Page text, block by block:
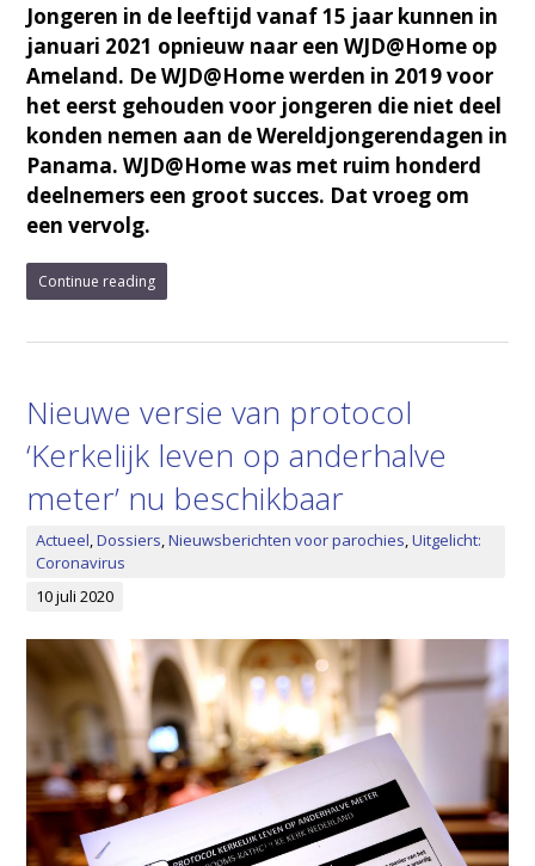
Jongeren in de leeftijd vanaf 15 jaar kunnen in
januari 2021 opnieuw naar een WJD@Home op
Ameland. De WJD@Home werden in 2019 voor
het eerst gehouden voor jongeren die niet deel
konden nemen aan de Wereldjongerendagen in
Panama. WJD@Home was met ruim honderd
deelnemers een groot succes. Dat vroeg om
een vervolg.
Continue reading
Nieuwe versie van protocol
‘Kerkelijk leven op anderhalve
meter’ nu beschikbaar
Actueel,Dossiers,Nieuwsberichten voor parochies,Uitgelicht:
Coronavirus
10 juli 2020